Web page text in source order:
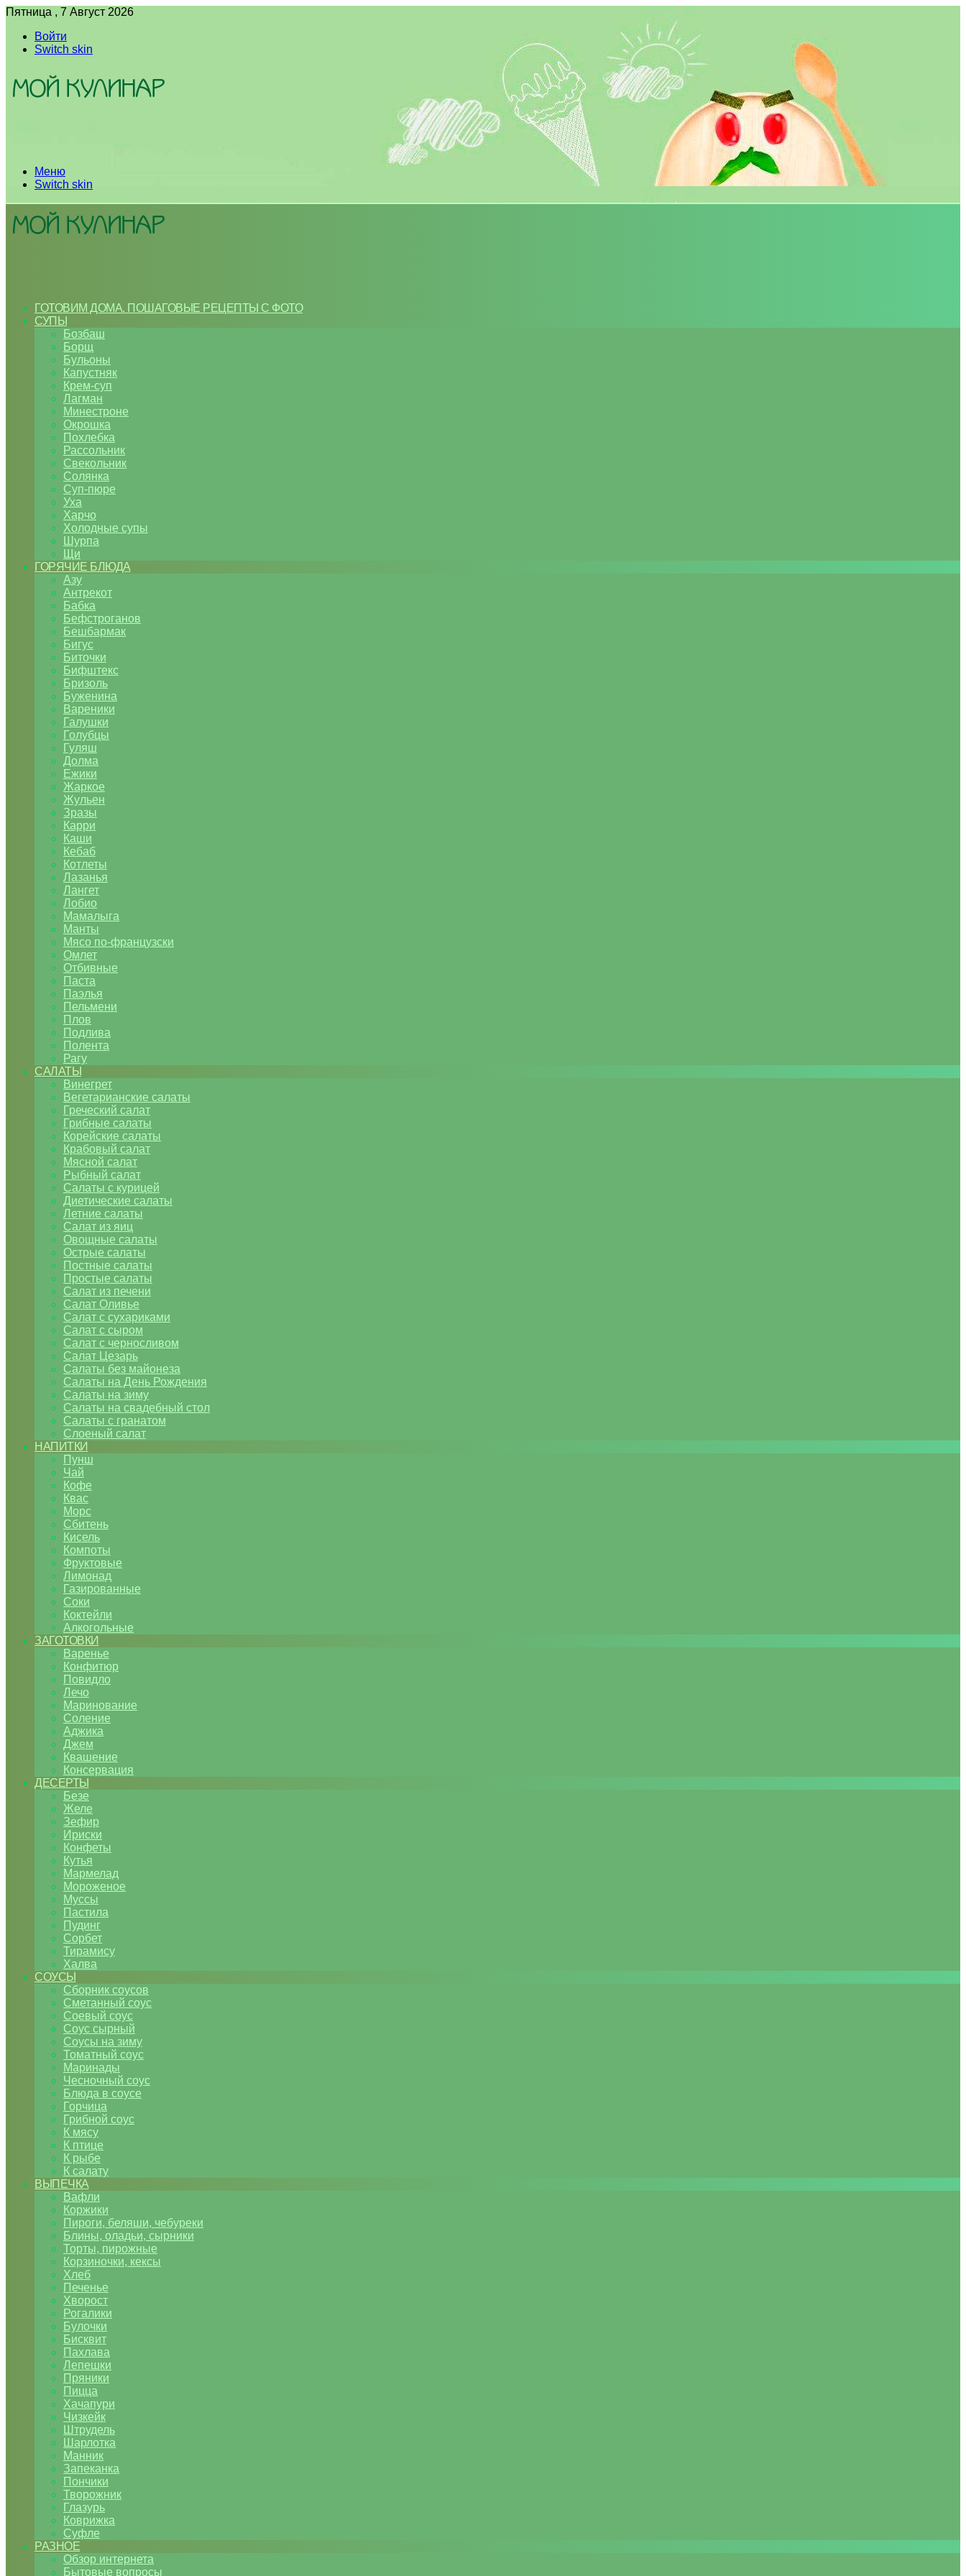
Пятница , 7 Август 2026
Войти
Switch skin
Меню
Switch skin
ГОТОВИМ ДОМА. ПОШАГОВЫЕ РЕЦЕПТЫ С ФОТО
СУПЫ
Бозбаш
Борщ
Бульоны
Капустняк
Крем-суп
Лагман
Минестроне
Окрошка
Похлебка
Рассольник
Свекольник
Солянка
Суп-пюре
Уха
Харчо
Холодные супы
Шурпа
Щи
ГОРЯЧИЕ БЛЮДА
Азу
Антрекот
Бабка
Бефстроганов
Бешбармак
Бигус
Биточки
Бифштекс
Бризоль
Буженина
Вареники
Галушки
Голубцы
Гуляш
Долма
Ежики
Жаркое
Жульен
Зразы
Карри
Каши
Кебаб
Котлеты
Лазанья
Лангет
Лобио
Мамалыга
Манты
Мясо по-французски
Омлет
Отбивные
Паста
Паэлья
Пельмени
Плов
Подлива
Полента
Рагу
САЛАТЫ
Винегрет
Вегетарианские салаты
Греческий салат
Грибные салаты
Корейские салаты
Крабовый салат
Мясной салат
Рыбный салат
Салаты с курицей
Диетические салаты
Летние салаты
Салат из яиц
Овощные салаты
Острые салаты
Постные салаты
Простые салаты
Салат из печени
Салат Оливье
Салат с сухариками
Салат с сыром
Салат с черносливом
Салат Цезарь
Салаты без майонеза
Салаты на День Рождения
Салаты на зиму
Салаты на свадебный стол
Салаты с гранатом
Слоеный салат
НАПИТКИ
Пунш
Чай
Кофе
Квас
Морс
Сбитень
Кисель
Компоты
Фруктовые
Лимонад
Газированные
Соки
Коктейли
Алкогольные
ЗАГОТОВКИ
Варенье
Конфитюр
Повидло
Лечо
Маринование
Соление
Аджика
Джем
Квашение
Консервация
ДЕСЕРТЫ
Безе
Желе
Зефир
Ириски
Конфеты
Кутья
Мармелад
Мороженое
Муссы
Пастила
Пудинг
Сорбет
Тирамису
Халва
СОУСЫ
Сборник соусов
Сметанный соус
Соевый соус
Соус сырный
Соусы на зиму
Томатный соус
Маринады
Чесночный соус
Блюда в соусе
Горчица
Грибной соус
К мясу
К птице
К рыбе
К салату
ВЫПЕЧКА
Вафли
Коржики
Пироги, беляши, чебуреки
Блины, оладьи, сырники
Торты, пирожные
Корзиночки, кексы
Хлеб
Печенье
Хворост
Рогалики
Булочки
Бисквит
Пахлава
Лепешки
Пряники
Пицца
Хачапури
Чизкейк
Штрудель
Шарлотка
Манник
Запеканка
Пончики
Творожник
Глазурь
Коврижка
Суфле
РАЗНОЕ
Обзор интернета
Бытовые вопросы